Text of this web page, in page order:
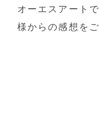
オーエスアート
様からの感想を